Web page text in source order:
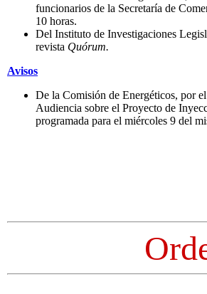
funcionarios de la Secretaría de
10 horas.
Del Instituto de Investigaciones
revista Quórum.
Avisos
De la Comisión de Energéticos, por
Audiencia sobre el Proyecto de
programada para el miércoles 9 del